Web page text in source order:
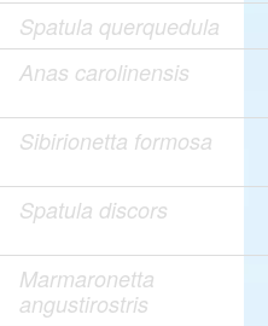
Spatula querquedula
Anas carolinensis
Sibirionetta formosa
Spatula discors
Marmaronetta
angustirostris